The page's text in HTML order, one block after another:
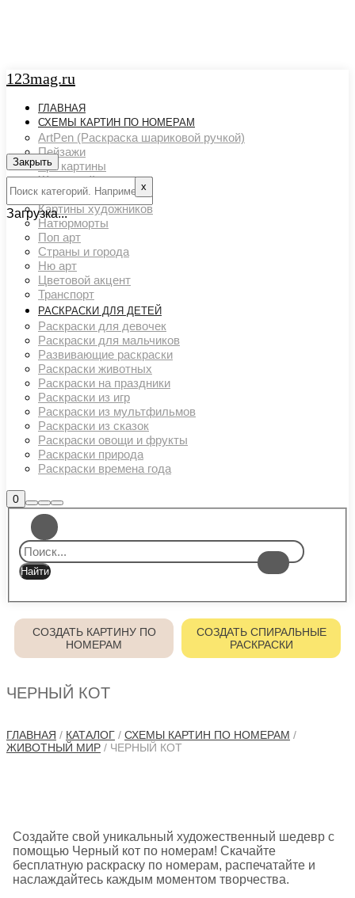
123mag.ru
ГЛАВНАЯ
СХЕМЫ КАРТИН ПО НОМЕРАМ
ArtPen (Раскраска шариковой ручкой)
Пейзажи
Арт картины
Животный мир
Люди
Картины художников
Натюрморты
Поп арт
Страны и города
Ню арт
Цветовой акцент
Транспорт
РАСКРАСКИ ДЛЯ ДЕТЕЙ
Раскраски для девочек
Раскраски для мальчиков
Развивающие раскраски
Раскраски животных
Раскраски на праздники
Раскраски из игр
Раскраски из мультфильмов
Раскраски из сказок
Раскраски овощи и фрукты
Раскраски природа
Раскраски времена года
0Боковая
панель
магазина
Найти
Больше
информации
Главное
меню
СОЗДАТЬ КАРТИНУ ПО
НОМЕРАМ
СОЗДАТЬ СПИРАЛЬНЫЕ
РАСКРАСКИ
ЧЕРНЫЙ КОТ
ГЛАВНАЯ / КАТАЛОГ / СХЕМЫ КАРТИН ПО НОМЕРАМ /
ЖИВОТНЫЙ МИР / ЧЕРНЫЙ КОТ
Создайте свой уникальный художественный шедевр с
помощью Черный кот по номерам! Скачайте
бесплатную раскраску по номерам, распечатайте и
наслаждайтесь каждым моментом творчества.
Закрыть
х
Загрузка...